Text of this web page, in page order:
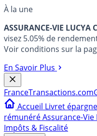
À la une
ASSURANCE-VIE LUCYA
visez 5.05% de
Voir conditions sur la
En Savoir Plus
FranceTransactions.com
Accueil Livret épargne
rémunéréAssurance-Vie
Impôts & Fiscalité